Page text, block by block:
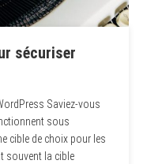
sécuriser
Saviez-vous
sous
cible de choix pour les
souvent la cible